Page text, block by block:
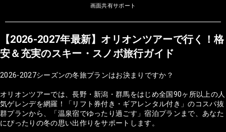
画面共有サポート
【2026-2027年最新】オリオンツアーで行く！格
安＆充実のスキー・スノボ旅行ガイド
2026-2027シーズンの冬旅プランはお決まりですか？
オリオンツアーでは、長野・新潟・群馬をはじめ全国90ヶ所以上の人
気ゲレンデを網羅！「リフト券付き・ギアレンタル付き」のコスパ抜
群プランから、「温泉宿でゆったり過ごす」宿泊プランまで、あなた
にぴったりの冬の思い出作りをサポートします。